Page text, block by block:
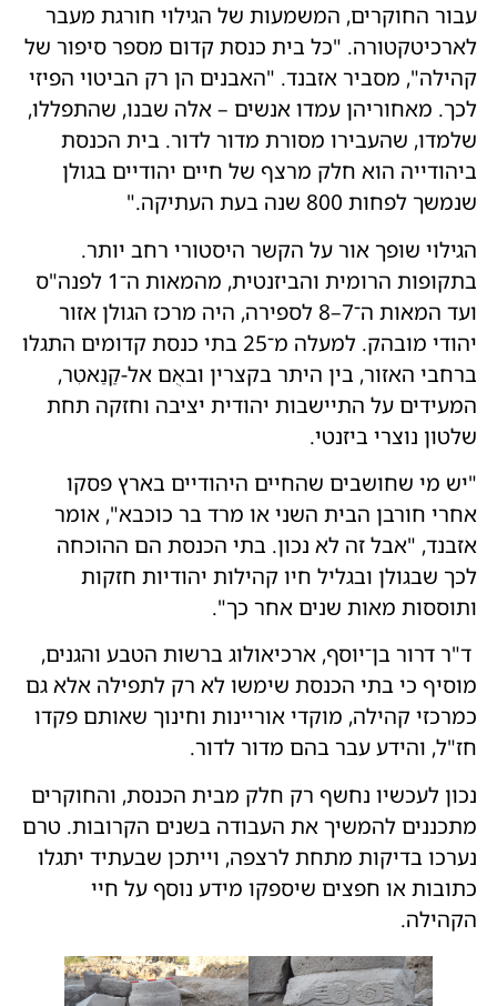
עבור החוקרים, המשמעות של הגילוי חורגת מעבר
לארכיטקטורה. "כל בית כנסת קדום מספר סיפור של
קהילה", מסביר אזבנד. "האבנים הן רק הביטוי הפיזי
לכך. מאחוריהן עמדו אנשים – אלה שבנו, שהתפללו,
שלמדו, שהעבירו מסורת מדור לדור. בית הכנסת
ביהודייה הוא חלק מרצף של חיים יהודיים בגולן
שנמשך לפחות 800 שנה בעת העתיקה."
הגילוי שופך אור על הקשר היסטורי רחב יותר.
בתקופות הרומית והביזנטית, מהמאות ה־1 לפנה"ס
ועד המאות ה־7–8 לספירה, היה מרכז הגולן אזור
יהודי מובהק. למעלה מ־25 בתי כנסת קדומים התגלו
ברחבי האזור, בין היתר בקצרין ובאֻם אל-קַנַאטִר,
המעידים על התיישבות יהודית יציבה וחזקה תחת
שלטון נוצרי ביזנטי.
"יש מי שחושבים שהחיים היהודיים בארץ פסקו
אחרי חורבן הבית השני או מרד בר כוכבא", אומר
אזבנד, "אבל זה לא נכון. בתי הכנסת הם ההוכחה
לכך שבגולן ובגליל חיו קהילות יהודיות חזקות
ותוססות מאות שנים אחר כך".
ד"ר דרור בן־יוסף, ארכיאולוג ברשות הטבע והגנים,
מוסיף כי בתי הכנסת שימשו לא רק לתפילה אלא גם
כמרכזי קהילה, מוקדי אוריינות וחינוך שאותם פקדו
חז"ל, והידע עבר בהם מדור לדור.
נכון לעכשיו נחשף רק חלק מבית הכנסת, והחוקרים
מתכננים להמשיך את העבודה בשנים הקרובות. טרם
נערכו בדיקות מתחת לרצפה, וייתכן שבעתיד יתגלו
כתובות או חפצים שיספקו מידע נוסף על חיי
הקהילה.